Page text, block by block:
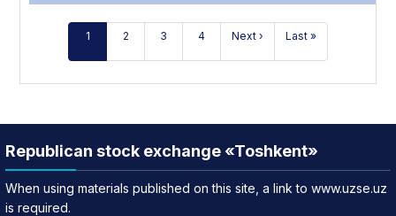
1 2 3 4 Next › Last »
Republican stock exchange «Toshkent»
When using materials published on this site, a link to www.uzse.uz
is required.